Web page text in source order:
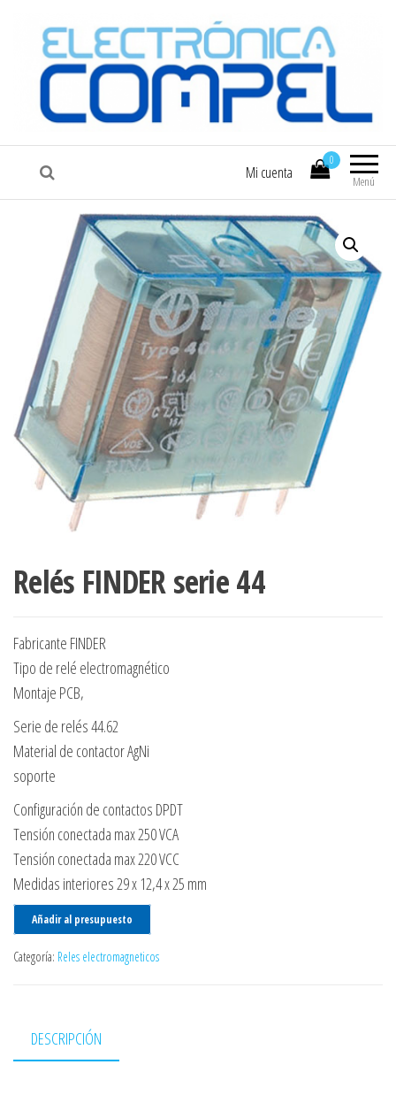
COMPEL Electrónica COMPEL
Menú
0
Mi cuenta
Relés FINDER serie 44
Fabricante FINDER
Tipo de relé electromagnético
Montaje PCB,
Serie de relés 44.62
Material de contactor AgNi
soporte
Configuración de contactos DPDT
Tensión conectada max 250 VCA
Tensión conectada max 220 VCC
Medidas interiores 29 x 12,4 x 25 mm
Añadir al presupuesto
Categoría: Reles electromagneticos
DESCRIPCIÓN